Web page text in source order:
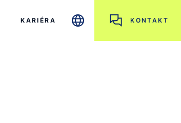
KARIÉRA KONTAKT